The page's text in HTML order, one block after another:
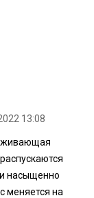
13:08
насыщенно
меняется на